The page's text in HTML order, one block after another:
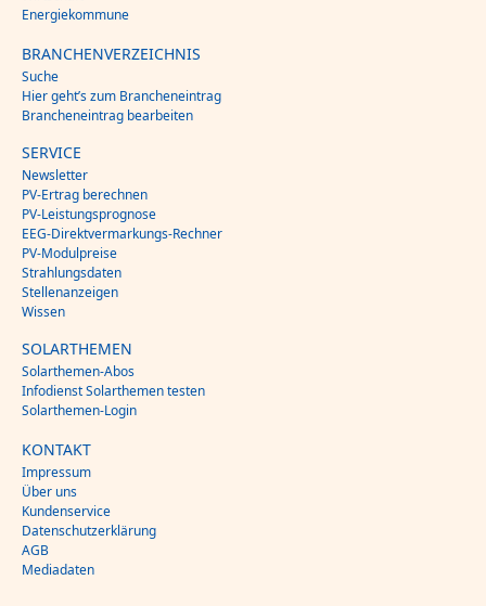
Energiekommune
BRANCHENVERZEICHNIS
Suche
Hier geht’s zum Brancheneintrag
Brancheneintrag bearbeiten
SERVICE
Newsletter
PV-Ertrag berechnen
PV-Leistungsprognose
EEG-Direktvermarkungs-Rechner
PV-Modulpreise
Strahlungsdaten
Stellenanzeigen
Wissen
SOLARTHEMEN
Solarthemen-Abos
Infodienst Solarthemen testen
Solarthemen-Login
KONTAKT
Impressum
Über uns
Kundenservice
Datenschutzerklärung
AGB
Mediadaten